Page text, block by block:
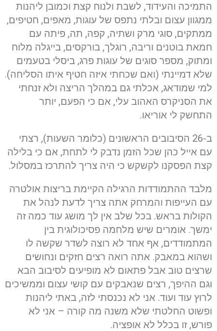
התמיכה והעידוד, לשבת ולנוח קצת וכמובן ליהנות
ממגוון עצום ובלתי נתפס של עוגות, מאפים, חטיפים,
ממתקים, סוגי מרק ושתיה, קפה, תה, פיתה עם
חמאת בוטנים וריבה, רוגלך, בורקסים, בייגלה מלוח
ומתוק, מספר סוגים של עוגות פרג, ביסלי בטעמים
שלא דמיינתי (ואם שכחתי איזה חטיף איתו הסליחה).
למי שמודאג, אכלתי גם במהלך הריצה ולא זנחתי
את הסניקרס האהוב עלי, אם כי הפעם, יותר
התחשק לי אוריאו.
ב-26 הסיבובים הראשונים (כלומר השעות), רצתי
עם אייל כהן שכל הזמן נדבק לי לתחת, אם כי בלילה
קצת הפסקנו לקשקש כי היה צריך להתרכז במסלול.
מלבד ההתמודדות הרגילה הקיימת בריצות אולטרה
עם העייפות והמרחק אתה צריך לדעת לנהל את
הקולות בראש. בכל שלב אין לך מושג עוד כמה זה
ימשך. אומרים שיש מלחמה פסיכולוגית בין
המתמודדים, אף אחד לא רוצה לשדר שקשה לו
ושהוא במאבק. אתה רואה רצים חזקים ונחושים
שרצים טוב אבל פתאום לא מופיעים לסיבוב הבא
וגם ההיפך, רצים שנאבקים עם קושי עצום וממשיכים
לרוץ עוד ועוד. אני לא נכנסתי לזה, באתי ליהנות
ופשוט החלטתי שלא משנה מה קורה – אני לא
פורש, זו בכלל לא אופציה.